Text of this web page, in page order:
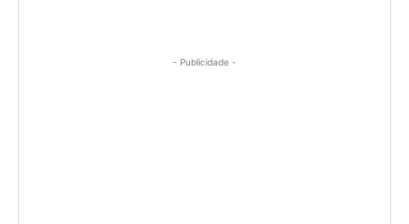
- Publicidade -